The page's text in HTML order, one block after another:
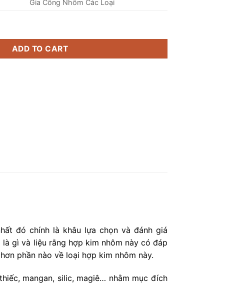
Gia Công Nhôm Các Loại
ADD TO CART
đó chính là khâu lựa chọn và đánh giá
là gì và liệu rằng hợp kim nhôm này có đáp
phần nào về loại hợp kim nhôm này.
mangan, silic, magiê… nhằm mục đích